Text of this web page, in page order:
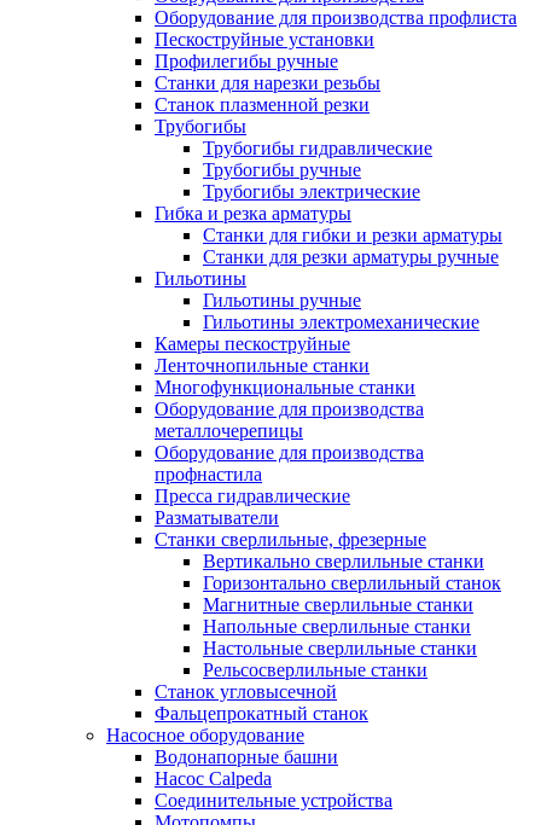
Оборудование для производства профлиста
Пескоструйные установки
Профилегибы ручные
Станки для нарезки резьбы
Станок плазменной резки
Трубогибы
Трубогибы гидравлические
Трубогибы ручные
Трубогибы электрические
Гибка и резка арматуры
Станки для гибки и резки арматуры
Станки для резки арматуры ручные
Гильотины
Гильотины ручные
Гильотины электромеханические
Камеры пескоструйные
Ленточнопильные станки
Многофункциональные станки
Оборудование для производства
металлочерепицы
Оборудование для производства
профнастила
Пресса гидравлические
Разматыватели
Станки сверлильные, фрезерные
Вертикально сверлильные станки
Горизонтально сверлильный станок
Магнитные сверлильные станки
Напольные сверлильные станки
Настольные сверлильные станки
Рельсосверлильные станки
Станок угловысечной
Фальцепрокатный станок
Насосное оборудование
Водонапорные башни
Насос Calpeda
Соединительные устройства